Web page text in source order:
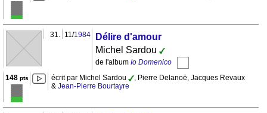
31. 11/1984
Délire d'amour
Michel Sardou
de l'album Io Domenico
148pts écrit par Michel Sardou
, Pierre Delanoë, Jacques Revaux
& Jean-Pierre Bourtayre